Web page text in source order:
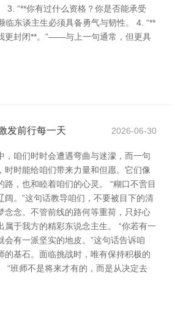
3. “**你有过什么资格？你是否能承受
东谈主生必须具备勇气与韧性。 4. “**
更封闭**。”——与上一句通常，但更具
发前行每一天 2026-06-30
，咱们时时会遭遇弯曲与迷濛，而一句
时时能给咱们带来力量和但愿。它们像
路，也和睦着咱们的心灵。 “糊口不啻目
阔。”这句话教导咱们，不要被目下的清
念念。不管前线的路何等重荷，只好心
属于我方的精彩东说念主生。 “你若有一
会有一派坚实的地皮。”这句话告诉咱
的基石。面临挑战时，唯有保持积极的
“班师不是将来才有的，而是从决定去